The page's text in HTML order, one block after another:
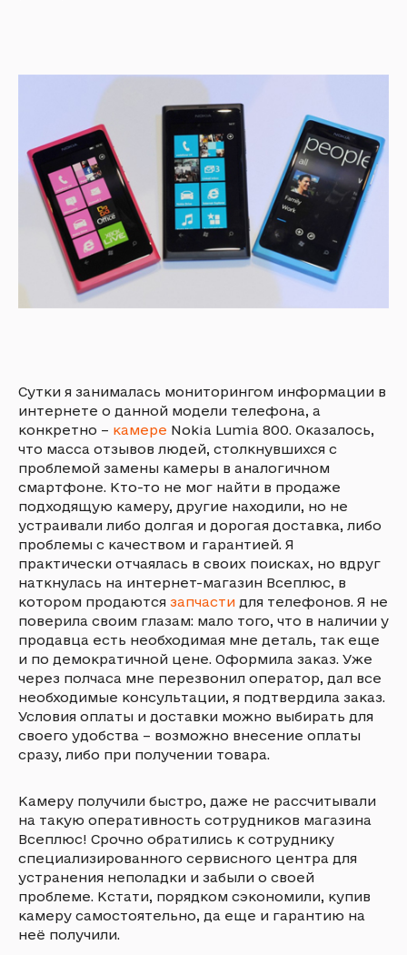
Сутки я занималась мониторингом информации в
интернете о данной модели телефона, а
конкретно – камере Nokia Lumia 800. Оказалось,
что масса отзывов людей, столкнувшихся с
проблемой замены камеры в аналогичном
смартфоне. Кто-то не мог найти в продаже
подходящую камеру, другие находили, но не
устраивали либо долгая и дорогая доставка, либо
проблемы с качеством и гарантией. Я
практически отчаялась в своих поисках, но вдруг
наткнулась на интернет-магазин Всеплюс, в
котором продаются запчасти для телефонов. Я не
поверила своим глазам: мало того, что в наличии у
продавца есть необходимая мне деталь, так еще
и по демократичной цене. Оформила заказ. Уже
через полчаса мне перезвонил оператор, дал все
необходимые консультации, я подтвердила заказ.
Условия оплаты и доставки можно выбирать для
своего удобства – возможно внесение оплаты
сразу, либо при получении товара.
Камеру получили быстро, даже не рассчитывали
на такую оперативность сотрудников магазина
Всеплюс! Срочно обратились к сотруднику
специализированного сервисного центра для
устранения неполадки и забыли о своей
проблеме. Кстати, порядком сэкономили, купив
камеру самостоятельно, да еще и гарантию на
неё получили.